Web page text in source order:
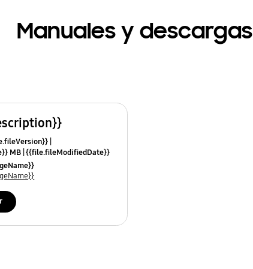
Manuales y descargas
MB {{file.fileModifiedDate}}